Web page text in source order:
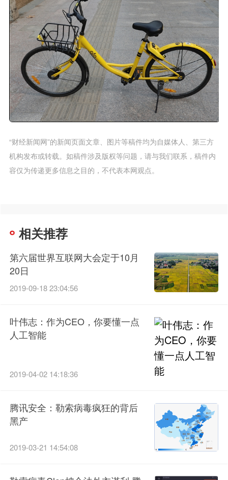
“财经新闻网”的新闻页面文章、图片等稿件均为自媒体人、第三方
机构发布或转载。如稿件涉及版权等问题，请与我们联系，稿件内
容仅为传递更多信息之目的，不代表本网观点。
相关推荐
第六届世界互联网大会定于10月
20日
2019-09-18 23:04:56
叶伟志：作为CEO，你要懂一点
人工智能
2019-04-02 14:18:36
腾讯安全：勒索病毒疯狂的背后
黑产
2019-03-21 14:54:08